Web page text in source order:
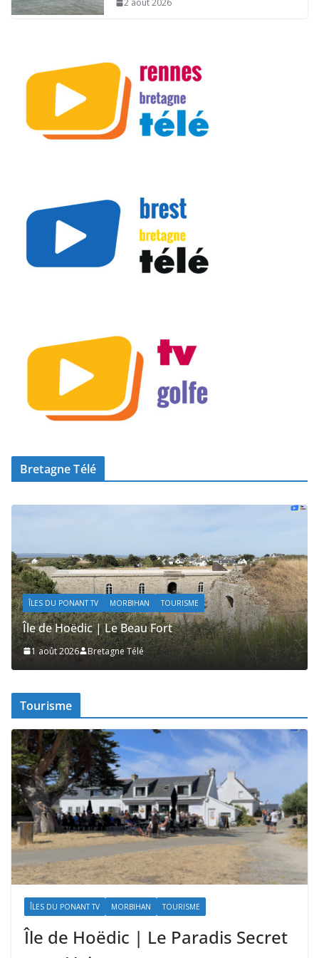
2 août 2026
Bretagne Télé
ÎLES DU PONANT TV MORBIHAN TOURISME
de Hoëdic | Le Beau Fort
1 août 2026 Bretagne Télé
ÎLES
Île
1
Tourisme
ÎLES DU PONANT TV MORBIHAN TOURISME
Île de Hoëdic | Le Paradis Secret